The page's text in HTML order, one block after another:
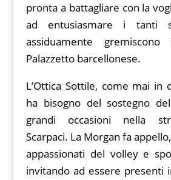
pronta a battagliare con la
ad entusiasmare i tanti
assiduamente
Palazzetto barcellonese.
L’Ottica Sottile, come mai in
ha bisogno del sostegno
grandi occasioni nella
Scarpaci. La Morgan fa
appassionati del volley e
invitando ad essere presenti